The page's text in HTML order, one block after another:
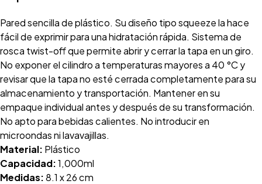
Pared sencilla de plástico. Su diseño tipo squeeze la hace
fácil de exprimir para una hidratación rápida. Sistema de
rosca twist-off que permite abrir y cerrar la tapa en un giro.
No exponer el cilindro a temperaturas mayores a 40 °C y
revisar que la tapa no esté cerrada completamente para su
almacenamiento y transportación. Mantener en su
empaque individual antes y después de su transformación.
No apto para bebidas calientes. No introducir en
microondas ni lavavajillas.
Material: Plástico
Capacidad:1,000ml
Medidas:8.1 x 26 cm